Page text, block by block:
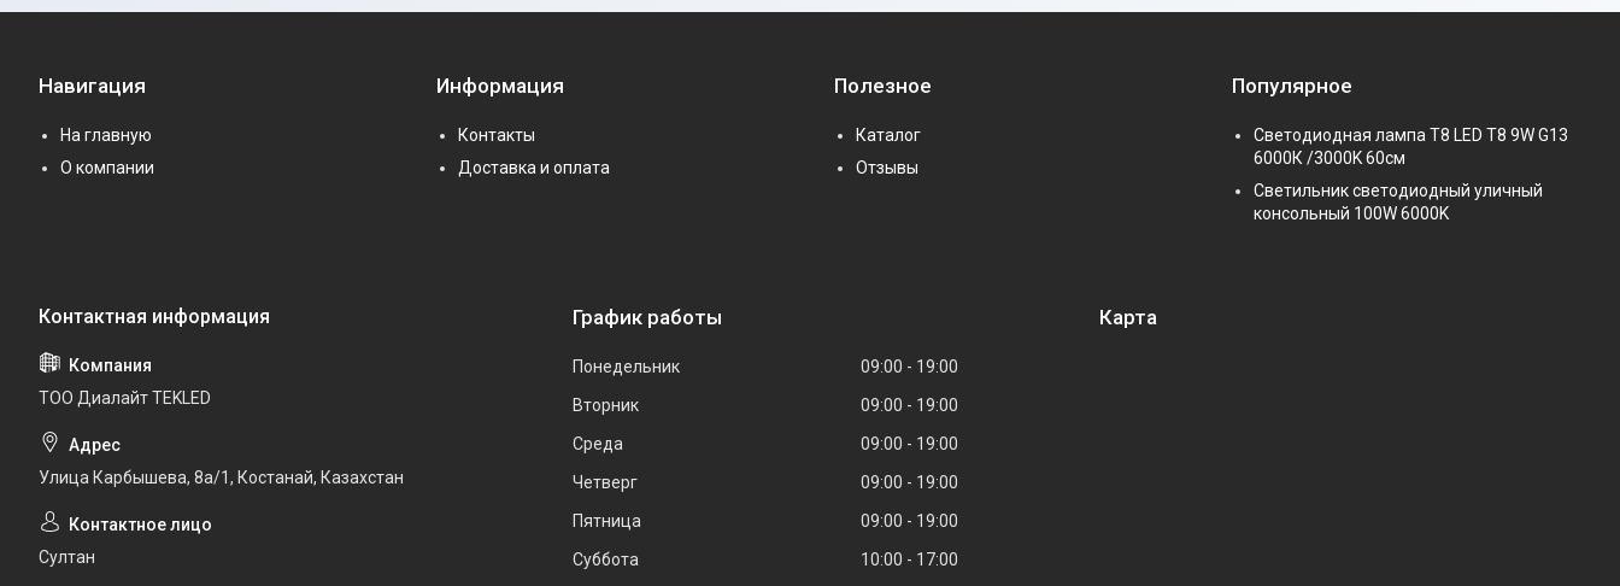
Навигация
На главную
О компании
Информация
Контакты
Доставка и оплата
Полезное
Каталог
Отзывы
Популярное
Светодиодная лампа Т8 LED T8 9W G13
6000К /3000K 60см
Светильник светодиодный уличный
консольный 100W 6000K
ТОО Диалайт TEKLED
Улица Карбышева, 8а/1, Костанай, Казахстан
Султан
График работы
Понедельник 09:00
19:00
Вторник
09:00
19:00
Среда
09:00
19:00
Четверг
09:00
19:00
Пятница
09:00
19:00
Суббота
10:00 17:00
Карта